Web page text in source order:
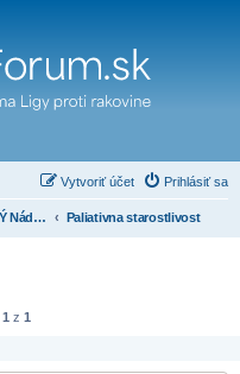
Prihlásiť sa
Vytvoriť účet
MALOBUNKOVÝ Nádor PĽÚC Paliativna starostlivosť
1 z 1